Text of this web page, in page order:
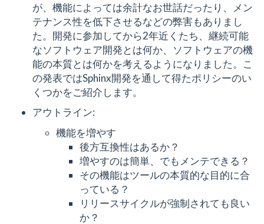
が、機能によっては余計なお世話だったり、メン
テナンス性を低下させるなどの弊害もありまし
た。開発に参加してから2年近くたち、継続可能
なソフトウェア開発とは何か、ソフトウェアの機
能の本質とは何かを考えるようになりました。こ
の発表ではSphinx開発を通して得たポリシーのい
くつかをご紹介します。
アウトライン:
機能を増やす
後方互換性はあるか？
増やすのは簡単、でもメンテできる？
その機能はツールの本質的な目的に合
っている？
リリースサイクルが強制されても良い
か？